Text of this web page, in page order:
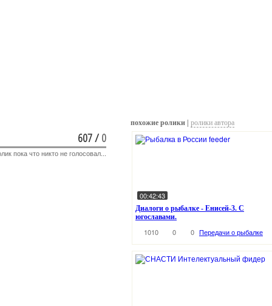
607/0
пока что никто не голосовал...
похожие ролики | ролики автора
00:42:43
Диалоги о рыбалке - Енисей-3. С
югославами.
1010 0 0 Передачи о рыбалке